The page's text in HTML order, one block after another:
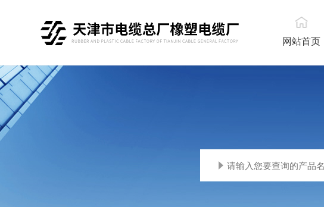
网站首页